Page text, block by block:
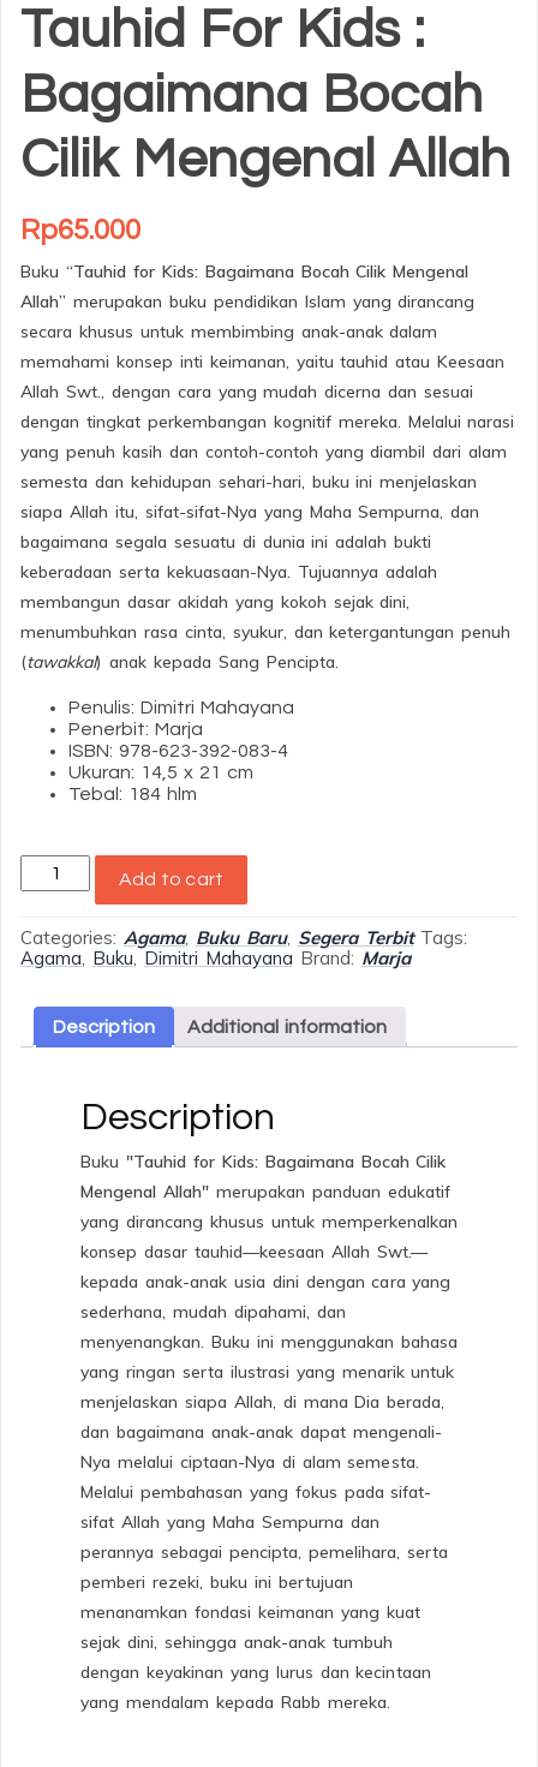
Tauhid For Kids :
Bagaimana Bocah
Cilik Mengenal Allah
Rp65.000
Buku “Tauhid for Kids: Bagaimana Bocah Cilik Mengenal
Allah” merupakan buku pendidikan Islam yang dirancang
secara khusus untuk membimbing anak-anak dalam
memahami konsep inti keimanan, yaitu tauhid atau Keesaan
Allah Swt., dengan cara yang mudah dicerna dan sesuai
dengan tingkat perkembangan kognitif mereka. Melalui narasi
yang penuh kasih dan contoh-contoh yang diambil dari alam
semesta dan kehidupan sehari-hari, buku ini menjelaskan
siapa Allah itu, sifat-sifat-Nya yang Maha Sempurna, dan
bagaimana segala sesuatu di dunia ini adalah bukti
keberadaan serta kekuasaan-Nya. Tujuannya adalah
membangun dasar akidah yang kokoh sejak dini,
menumbuhkan rasa cinta, syukur, dan ketergantungan penuh
(tawakkal) anak kepada Sang Pencipta.
Penulis: Dimitri Mahayana
Penerbit: Marja
ISBN: 978-623-392-083-4
Ukuran: 14,5 x 21 cm
Tebal: 184 hlm
Tauhid
for
:
Bagaimana
Bocah
Mengenal
Allah
Add to cart
Categories: Agama, Buku Baru, Segera Terbit Tags:
Agama Buku Dimitri Mahayana Brand: Marja
Description Additional information
Description
Buku "Tauhid for Kids: Bagaimana Bocah Cilik
Mengenal Allah"merupakan panduan edukatif
yang dirancang khusus untuk memperkenalkan
konsep dasar tauhid—keesaan Allah Swt.—
kepada anak-anak usia dini dengan cara yang
sederhana, mudah dipahami, dan
menyenangkan. Buku ini menggunakan bahasa
yang ringan serta ilustrasi yang menarik untuk
menjelaskan siapa Allah, di mana Dia berada,
dan bagaimana anak-anak dapat mengenali-
Nya melalui ciptaan-Nya di alam semesta.
Melalui pembahasan yang fokus pada sifat-
sifat Allah yang Maha Sempurna dan
perannya sebagai pencipta, pemelihara, serta
pemberi rezeki, buku ini bertujuan
menanamkan fondasi keimanan yang kuat
sejak dini, sehingga anak-anak tumbuh
dengan keyakinan yang lurus dan kecintaan
yang mendalam kepada Rabb mereka.